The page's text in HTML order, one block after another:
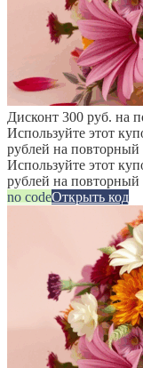
Дисконт 300 руб. на
Используйте этот
рублей на повторный
Используйте этот
рублей на повторный
no codeОткрыть код